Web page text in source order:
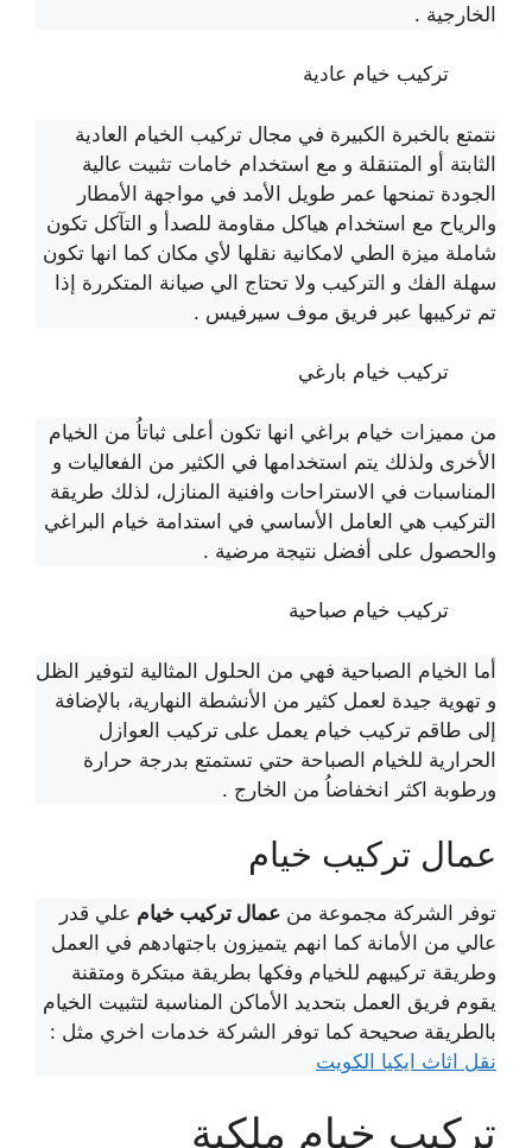
الخارجية .
تركيب خيام عادية
نتمتع بالخبرة الكبيرة في مجال تركيب الخيام العادية
الثابتة أو المتنقلة و مع استخدام خامات تثبيت عالية
الجودة تمنحها عمر طويل الأمد في مواجهة الأمطار
والرياح مع استخدام هياكل مقاومة للصدأ و التآكل تكون
شاملة ميزة الطي لامكانية نقلها لأي مكان كما انها تكون
سهلة الفك و التركيب ولا تحتاج الي صيانة المتكررة إذا
تم تركيبها عبر فريق موف سيرفيس .
تركيب خيام بارغي
من مميزات خيام براغي انها تكون أعلى ثباتاُ من الخيام
الأخرى ولذلك يتم استخدامها في الكثير من الفعاليات و
المناسبات في الاستراحات وافنية المنازل، لذلك طريقة
التركيب هي العامل الأساسي في استدامة خيام البراغي
والحصول على أفضل نتيجة مرضية .
تركيب خيام صباحية
أما الخيام الصباحية فهي من الحلول المثالية لتوفير الظل
و تهوية جيدة لعمل كثير من الأنشطة النهارية، بالإضافة
إلى طاقم تركيب خيام يعمل على تركيب العوازل
الحرارية للخيام الصباحة حتي تستمتع بدرجة حرارة
ورطوبة اكثر انخفاضاُ من الخارج .
عمال تركيب خيام
توفر الشركة مجموعة من عمال تركيب خيام علي قدر
عالي من الأمانة كما انهم يتميزون باجتهادهم في العمل
وطريقة تركيبهم للخيام وفكها بطريقة مبتكرة ومتقنة
يقوم فريق العمل بتحديد الأماكن المناسبة لتثبيت الخيام
بالطريقة صحيحة كما توفر الشركة خدمات اخري مثل :
نقل اثاث ايكيا الكويت
تركيب خيام ملكية